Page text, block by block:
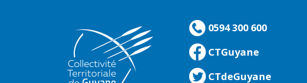
0594 300 600
CTGuyane
CTdeGuyane